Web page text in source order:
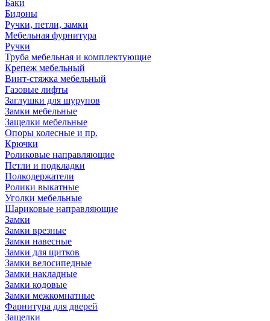
Баки
Бидоны
Ручки, петли, замки
Мебельная фурнитура
Ручки
Труба мебельная и комплектующие
Крепеж мебельный
Винт-стяжка мебельный
Газовые лифты
Заглушки для шурупов
Замки мебельные
Защелки мебельные
Опоры колесные и пр.
Крючки
Роликовые направляющие
Петли и подкладки
Полкодержатели
Ролики выкатные
Уголки мебельные
Шариковые направляющие
Замки
Замки врезные
Замки навесные
Замки для щитков
Замки велосипедные
Замки накладные
Замки кодовые
Замки межкомнатные
Фарнитура для дверей
Защелки